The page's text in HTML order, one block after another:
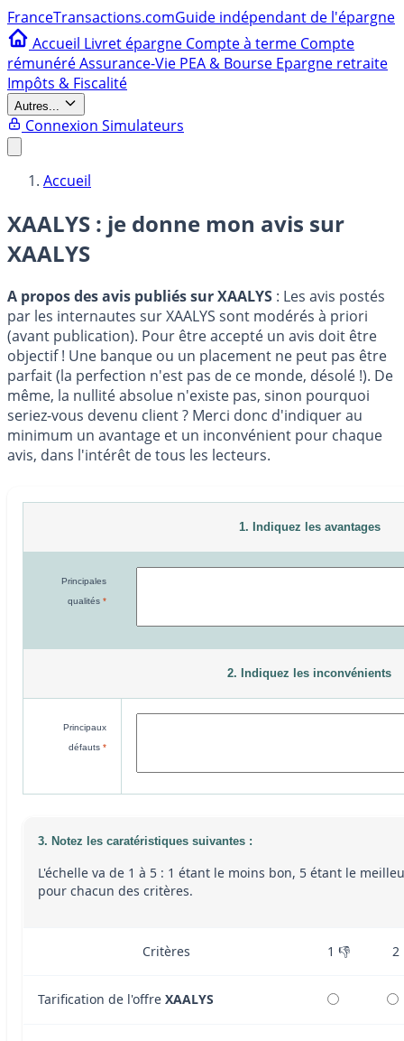
FranceTransactions.comGuide indépendant de l'épargne
Accueil Livret épargne Compte à terme Compte
rémunéréAssurance-Vie PEA & Bourse Epargne retraite
Impôts & Fiscalité
Autres...
Connexion Simulateurs
Accueil
XAALYS : je donne mon avis sur
XAALYS
A propos des avis publiés sur XAALYS : Les avis postés
par les internautes sur XAALYS sont modérés à priori
(avant publication). Pour être accepté un avis doit être
objectif ! Une banque ou un placement ne peut pas être
parfait (la perfection n'est pas de ce monde, désolé !). De
même, la nullité absolue n'existe pas, sinon pourquoi
seriez-vous devenu client ? Merci donc d'indiquer au
minimum un avantage et un inconvénient pour chaque
avis, dans l'intérêt de tous les lecteurs.
1. Indiquez les avantages
Principales
qualités *
2. Indiquez les inconvénients
Principaux
défauts *
3. Notez les caratéristiques suivantes :
L'échelle va de 1 à 5 : 1 étant le moins bon, 5 étant le
pour chacun des critères.
Critères 1 👎 2
Tarification de l'offre XAALYS